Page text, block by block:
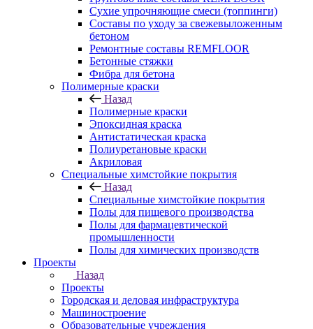
Сухие упрочняющие смеси (топпинги)
Составы по уходу за свежевыложенным
бетоном
Ремонтные составы REMFLOOR
Бетонные стяжки
Фибра для бетона
Полимерные краски
Назад
Полимерные краски
Эпоксидная краска
Антистатическая краска
Полиуретановые краски
Акриловая
Специальные химстойкие покрытия
Назад
Специальные химстойкие покрытия
Полы для пищевого производства
Полы для фармацевтической
промышленности
Полы для химических производств
Проекты
Назад
Проекты
Городская и деловая инфраструктура
Машиностроение
Образовательные учреждения